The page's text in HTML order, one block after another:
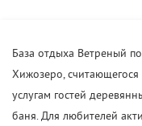
База отдыха Ветреный
Хижозеро,
услугам гостей
баня. Для любителей